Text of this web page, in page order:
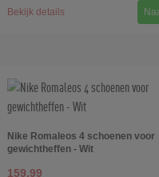
Bekijk details
Nike Romaleos 4 schoenen voor
gewichtheffen - Wit
159,99